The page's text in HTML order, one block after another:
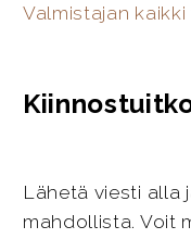
Valmistajan
Lähetä viesti alla
mahdollista. Voit